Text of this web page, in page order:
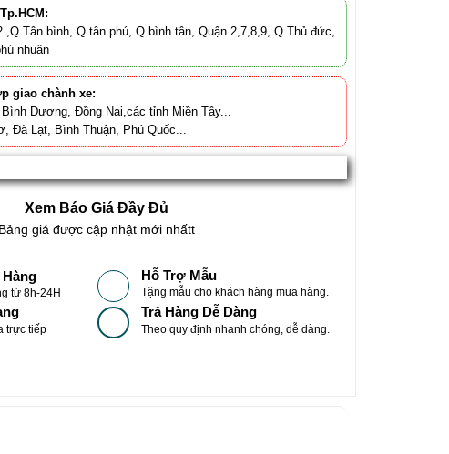
,Q.Tân bình, Q.tân phú, Q.bình tân, Quận 2,7,8,9, Q.Thủ đức,
nhuận
giao chành xe:
Dương, Đồng Nai,các tỉnh Miền Tây...
Đà Lạt, Bình Thuận, Phú Quốc...
Xem Báo Giá Đầy Đủ
Bảng giá được cập nhật mới nhấtt
từ 8h-24H
Hỗ Trợ Mẫu
Tặng mẫu cho khách hàng mua hàng.
trực tiếp
Trả Hàng Dễ Dàng
Theo quy định nhanh chóng, dễ dàng.